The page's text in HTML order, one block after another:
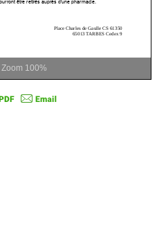
Zoom 100%